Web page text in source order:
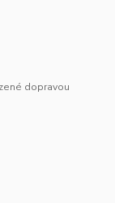
dopravou